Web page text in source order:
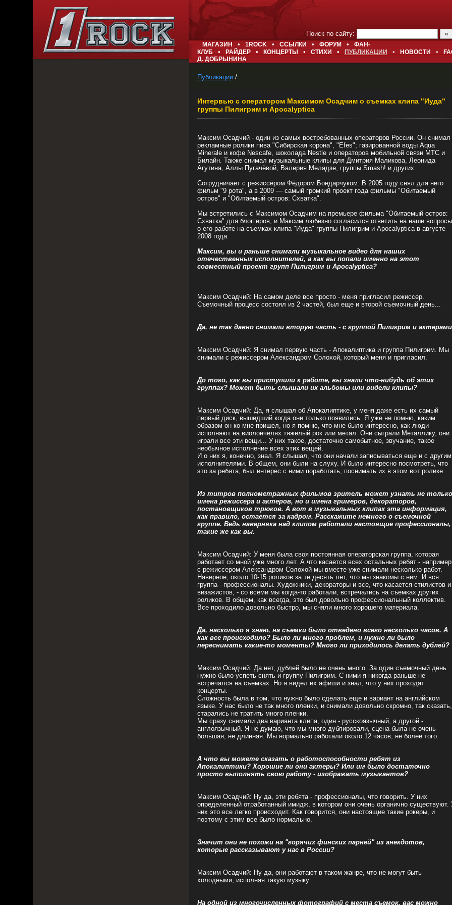
Поиск по сайту:
МАГАЗИН • 1ROCK • ССЫЛКИ • ФОРУМ •
ФАН-
КЛУБ
• РАЙДЕР • КОНЦЕРТЫ • СТИХИ • ПУБЛИКАЦИИ • НОВОСТИ •
Д. ДОБРЫНИНА
Публикации/ ...
Интервью с оператором Максимом Осадчим о съемках клипа "Иуда"
группы Пилигрим и Apocalyptica
Максим Осадчий - один из самых востребованных операторов России. Он снимал
рекламные ролики пива "Сибирская корона", "Efes"; газированной воды Aqua
Minerale и кофе Nescafe, шоколада Nestle и операторов мобильной связи МТС и
Билайн. Также снимал музыкальные клипы для Дмитрия Маликова, Леонида
Агутина, Аллы Пугачёвой, Валерия Меладзе, группы Smash! и других.
Сотрудничает с режиссёром Фёдором Бондарчуком. В 2005 году снял для него
фильм "9 рота", а в 2009 — самый громкий проект года фильмы "Обитаемый
остров" и "Обитаемый остров: Схватка".
Мы встретились с Максимом Осадчим на премьере фильма "Обитаемый остров:
Схватка" для блоггеров, и Максим любезно согласился ответить на наши вопросы
о его работе на съемках клипа "Иуда" группы Пилигрим и Apocalyptica в августе
2008 года.
Максим, вы и раньше снимали музыкальное видео для наших
отечественных исполнителей, а как вы попали именно на этот
совместный проект групп Пилигрим и Apocalyptica?
Максим Осадчий: На самом деле все просто - меня пригласил режиссер.
Съемочный процесс состоял из 2 частей, был еще и второй съемочный день...
Да, не так давно снимали вторую часть - с группой Пилигрим и
Максим Осадчий: Я снимал первую часть - Апокалиптика и группа Пилигрим. Мы
снимали с режиссером Александром Солохой, который меня и пригласил.
До того, как вы приступили к работе, вы знали что-нибудь об этих
группах? Может быть слышали их альбомы или видели клипы?
Максим Осадчий: Да, я слышал об Апокалиптике, у меня даже есть их самый
первый диск, вышедший когда они только появились. Я уже не помню, каким
образом он ко мне пришел, но я помню, что мне было интересно, как люди
исполняют на виолончелях тяжелый рок или метал. Они сыграли Металлику, они
играли все эти вещи... У них такое, достаточно самобытное, звучание, такое
необычное исполнение всех этих вещей.
И о них я, конечно, знал. Я слышал, что они начали записываться еще и с
исполнителями. В общем, они были на слуху. И было интересно посмотреть, что
это за ребята, был интерес с ними поработать, поснимать их в этом вот ролике.
Из титров полнометражных фильмов зритель может узнать не только
имена режиссера и актеров, но и имена гримеров, декораторов,
постановщиков трюков. А вот в музыкальных клипах эта информация,
как правило, остается за кадром. Расскажите немного о съемочной
группе. Ведь наверняка над клипом работали настоящие профессионалы,
такие же как вы.
Максим Осадчий: У меня была своя постоянная операторская группа, которая
работает со мной уже много лет. А что касается всех остальных ребят -
с режиссером Александром Солохой мы вместе уже снимали несколько работ.
Наверное, около 10-15 роликов за те десять лет, что мы знакомы с ним. И вся
группа - профессионалы. Художники, декораторы и все, что касается стилистов и
визажистов, - со всеми мы когда-то работали, встречались на съемках других
роликов. В общем, как всегда, это был довольно профессиональный коллектив.
Все проходило довольно быстро, мы сняли много хорошего материала.
Да, насколько я знаю, на съемки было отведено всего несколько часов. А
как все происходило? Было ли много проблем, и нужно ли было
переснимать какие-то моменты? Много ли приходилось делать дублей?
Максим Осадчий: Да нет, дублей было не очень много. За один съемочный день
нужно было успеть снять и группу Пилигрим. С ними я никогда раньше не
встречался на съемках. Но я видел их афиши и знал, что у них проходят
концерты.
Сложность была в том, что нужно было сделать еще и вариант на английском
языке. У нас было не так много пленки, и снимали довольно скромно, так сказать,
старались не тратить много пленки.
Мы сразу снимали два варианта клипа, один - русскоязычный, а другой -
англоязычный. Я не думаю, что мы много дублировали, сцена была не очень
большая, не длинная. Мы нормально работали около 12 часов, не более того.
А что вы можете сказать о работоспособности ребят из
Апокалиптики? Хорошие ли они актеры? Или им было достаточно
просто выполнять свою работу - изображать музыкантов?
Максим Осадчий: Ну да, эти ребята - профессионалы, что говорить. У них
определенный отработанный имидж, в котором они очень органично существуют.
них это все легко происходит. Как говорится, они настоящие такие рокеры, и
поэтому с этим все было нормально.
Значит они не похожи на "горячих финских парней" из анекдотов,
которые рассказывают у нас в России?
Максим Осадчий: Ну да, они работают в таком жанре, что не могут быть
холодными, исполняя такую музыку.
На одной из многочисленных фотографий с места съемок, вас можно